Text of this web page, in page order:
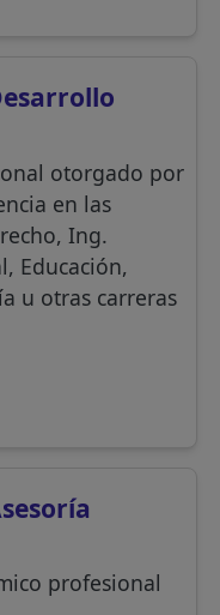
otorgado por
en las
Ing.
Educación,
u otras carreras
profesional